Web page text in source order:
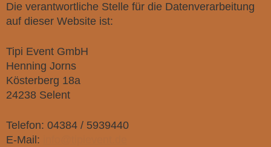
Die verantwortliche Stelle für die Datenverarbeitung
auf dieser Website ist:
Tipi Event GmbH
Henning Jorns
Kösterberg 18a
24238 Selent
Telefon: 04384 / 5939440
E-Mail: